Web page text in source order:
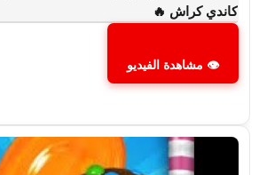
كاندي كراش 🔥
👁 مشاهدة الفيديو